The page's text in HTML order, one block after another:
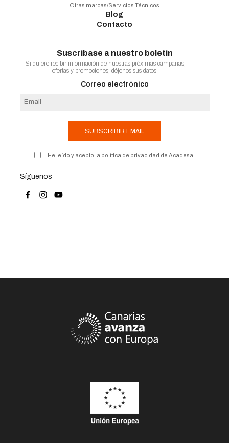
Otras marcas/Servicios Técnicos
Blog
Contacto
Suscríbase a nuestro boletín
Si quiere recibir información de nuestras próximas campañas,
ofertas y promociones, déjenos sus datos.
Correo electrónico
SUBSCRIBIR EMAIL
He leído y acepto la política de privacidad de Acadesa.
Síguenos